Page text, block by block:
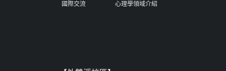
國際交流
心理學領域介紹